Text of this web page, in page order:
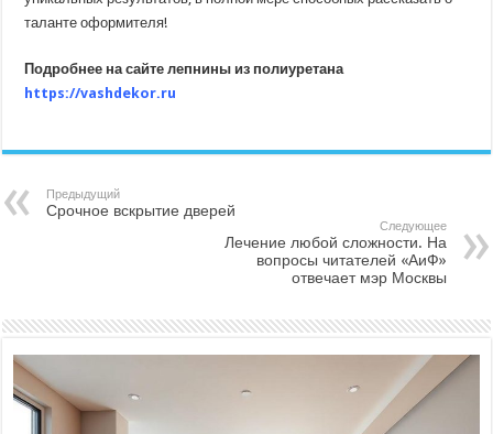
таланте оформителя!
Подробнее на сайте лепнины из полиуретана
https://vashdekor.ru
Предыдущий
Срочное вскрытие дверей
Следующее
Лечение любой сложности. На
вопросы читателей «АиФ»
отвечает мэр Москвы